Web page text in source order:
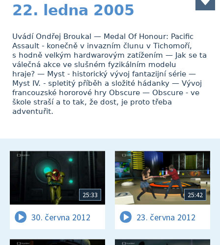
22. ledna 2005
Uvádí Ondřej Broukal — Medal Of Honour: Pacific
Assault - konečně v invazním člunu v Tichomoří,
s hodně velkým hardwarovým zatížením — Jak se ta
válečná akce ve slušném fyzikálním modelu
hraje? — Myst - historický vývoj fantazijní série —
Myst IV. - spletitý příběh a složité hádanky — Vývoj
francouzské hororové hry Obscure — Obscure - ve
škole straší a to tak, že dost, je proto třeba
adventuřit.
25:33
30. června 2012
25:42
23. června 2012